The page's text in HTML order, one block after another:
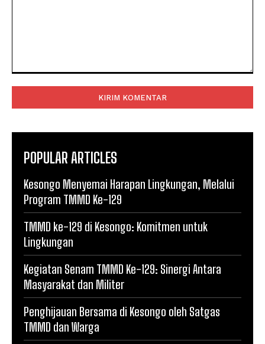
POPULAR ARTICLES
Kesongo Menyemai Harapan Lingkungan, Melalui
Program TMMD Ke-129
TMMD ke-129 di Kesongo: Komitmen untuk
Lingkungan
Kegiatan Senam TMMD Ke-129: Sinergi Antara
Masyarakat dan Militer
Penghijauan Bersama di Kesongo oleh Satgas
TMMD dan Warga